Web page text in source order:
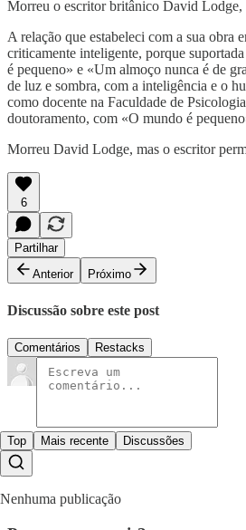
Morreu o escritor britânico David Lodge,
A relação que estabeleci com a sua
criticamente inteligente, porque
é pequeno» e «Um almoço nunca é de
de luz e sombra, com a inteligência e o
como docente na Faculdade de
doutoramento, com «O mundo é
Morreu David Lodge, mas o escritor
6
Partilhar
Anterior
Próximo
Discussão sobre este post
Comentários Restacks
Top Mais recente Discussões
Nenhuma publicação